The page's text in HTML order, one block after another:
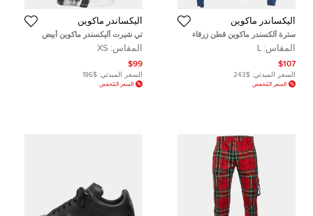
أليكساندر ماكوين
سترة ألكسندر ماكوين قطن زرقاء
مطبوع عليها جمجمة بتقنية ثلاثية
الأبعاد مقاس كبير
المقاس: L
$107
السعر المبدئي: $243
السعر المُخفض
أليكساندر ماكوين
تي شيرت أليكسندر ماكوين أبيض
بطبعة جمجمة من القطن ياقة دائرية
مقاس صغير - إكس سمول
المقاس: XS
$99
السعر المبدئي: $196
السعر المُخفض